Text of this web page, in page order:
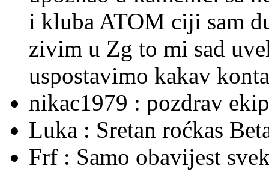
i kluba ATOM ciji sam
zivim u Zg to mi sad
uspostavimo kakav
nikac1979 : pozdrav
Luka : Sretan roćkas
Frf : Samo obavijest